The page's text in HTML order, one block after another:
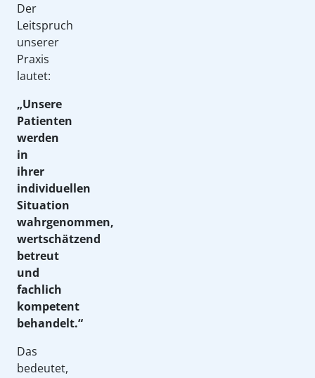
Der
Leitspruch
unserer
Praxis
lautet:
„Unsere
Patienten
werden
in
ihrer
individuellen
Situation
wahrgenommen,
wertschätzend
betreut
und
fachlich
kompetent
behandelt.“
Das
bedeutet,